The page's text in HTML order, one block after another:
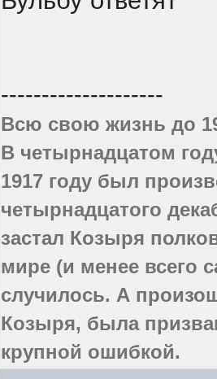
--------------------
Всю свою жизнь до
В четырнадцатом
1917 году был
четырнадцатого
застал Козыря
мире (и менее всего
случилось. А
Козыря, была
крупной ошибкой.